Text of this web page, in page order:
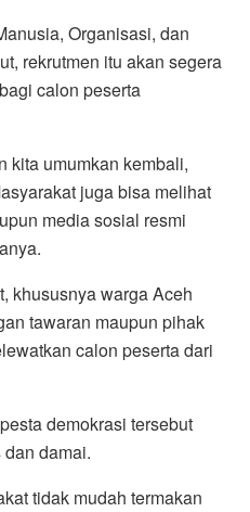
Organisasi, dan
rekrutmen itu akan segera
calon peserta
kita umumkan kembali,
juga bisa melihat
media sosial resmi
khususnya warga Aceh
tawaran maupun pihak
calon peserta dari
demokrasi tersebut
damai.
tidak mudah termakan